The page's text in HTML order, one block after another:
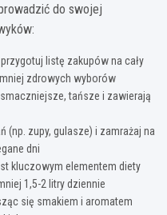
do swojej
listę zakupów na cały
zdrowych wyborów
tańsze i zawierają
(np. zupy, gulasze) i zamrażaj na
dni
kluczowym elementem diety
1,5-2 litry dziennie
się smakiem i aromatem